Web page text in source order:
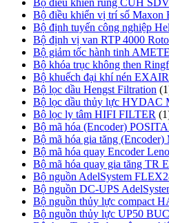
Bộ điều khiển vị trí số Maxon
Bộ định tuyến công nghiệp
Bộ định vị van RTP 4000
Bộ giảm tốc hành tinh
Bộ khóa trục không then
Bộ khuếch đại khí nén EXAIR
Bộ lọc dầu Hengst Filtration
Bộ lọc dầu thủy lực HYDAC
Bộ lọc ly tâm HIFI FILTER
Bộ mã hóa (Encoder)
Bộ mã hóa gia tăng
Bộ mã hóa quay Encoder
Bộ mã hóa quay gia tăng TR
Bộ nguồn AdelSystem
Bộ nguồn DC-UPS
Bộ nguồn thủy lực compact
Bộ nguồn thủy lực UP50